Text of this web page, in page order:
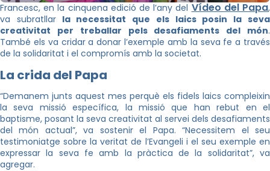
Francesc, en la cinquena edició de l’any del Vídeo del Papa,
va subratllarla necessitat que els laics posin la seva
creativitat per treballar pels desafiaments del món.
També els va cridar a donar l’exemple amb la seva fe a través
de la solidaritat i el compromís amb la societat.
La crida del Papa
“Demanem junts aquest mes perquè els fidels laics compleixin
la seva missió específica, la missió que han rebut en el
baptisme, posant la seva creativitat al servei dels desafiaments
del món actual”, va sostenir el Papa. “Necessitem el seu
testimoniatge sobre la veritat de l’Evangeli i el seu exemple en
expressar la seva fe amb la pràctica de la solidaritat”, va
agregar.